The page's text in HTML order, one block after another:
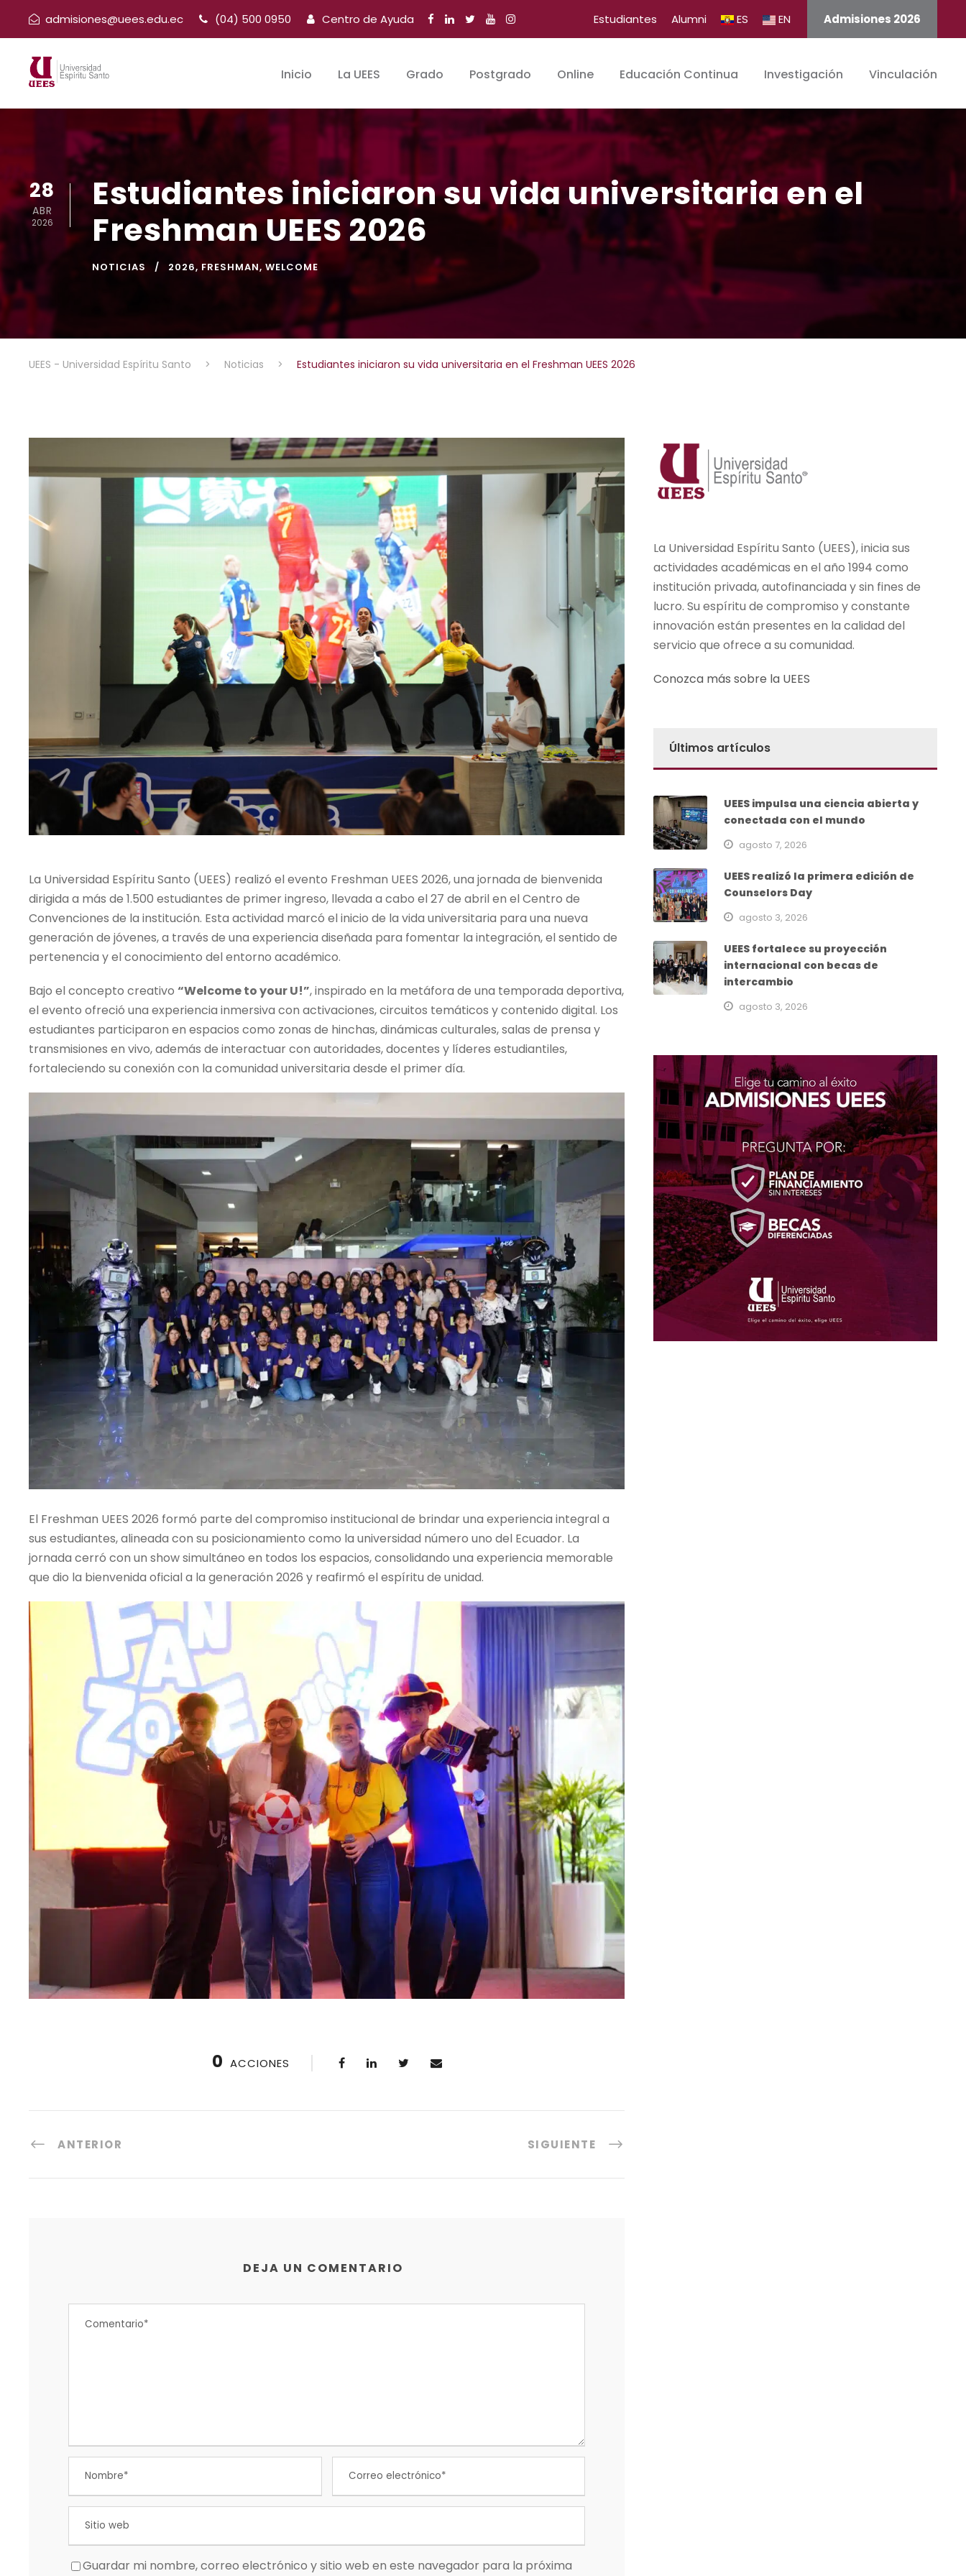
admisiones@uees.edu.ec (04) 500 0950 Centro de Ayuda Estudiantes Alumni ES EN Admisiones 2026
Inicio La UEES Grado Postgrado Online Educación Continua Investigación Vinculación
28
ABR
2026
Estudiantes iniciaron su vida universitaria en el
Freshman UEES 2026
NOTICIAS 2026, FRESHMAN, WELCOME
UEES - Universidad Espíritu Santo > Noticias > Estudiantes iniciaron su vida universitaria en el Freshman UEES 2026
La Universidad Espíritu Santo (UEES) realizó el evento Freshman UEES 2026, una jornada de bienvenida
dirigida a más de 1.500 estudiantes de primer ingreso, llevada a cabo el 27 de abril en el Centro de
Convenciones de la institución. Esta actividad marcó el inicio de la vida universitaria para una nueva
generación de jóvenes, a través de una experiencia diseñada para fomentar la integración, el sentido de
pertenencia y el conocimiento del entorno académico.
Bajo el concepto creativo “Welcome to your U!”, inspirado en la metáfora de una temporada deportiva,
el evento ofreció una experiencia inmersiva con activaciones, circuitos temáticos y contenido digital. Los
estudiantes participaron en espacios como zonas de hinchas, dinámicas culturales, salas de prensa y
transmisiones en vivo, además de interactuar con autoridades, docentes y líderes estudiantiles,
fortaleciendo su conexión con la comunidad universitaria desde el primer día.
El Freshman UEES 2026 formó parte del compromiso institucional de brindar una experiencia integral a
sus estudiantes, alineada con su posicionamiento como la universidad número uno del Ecuador. La
jornada cerró con un show simultáneo en todos los espacios, consolidando una experiencia memorable
que dio la bienvenida oficial a la generación 2026 y reafirmó el espíritu de unidad.
0 ACCIONES
ANTERIOR SIGUIENTE
DEJA UN COMENTARIO
Guardar mi nombre, correo electrónico y sitio web en este navegador para la próxima
La Universidad Espíritu Santo (UEES), inicia sus
actividades académicas en el año 1994 como
institución privada, autofinanciada y sin fines de
lucro. Su espíritu de compromiso y constante
innovación están presentes en la calidad del
servicio que ofrece a su comunidad.
Conozca más sobre la UEES
Últimos artículos
UEES impulsa una ciencia abierta y
conectada con el mundo
agosto 7, 2026
UEES realizó la primera edición de
Counselors Day
agosto 3, 2026
UEES fortalece su proyección
internacional con becas de
intercambio
agosto 3, 2026